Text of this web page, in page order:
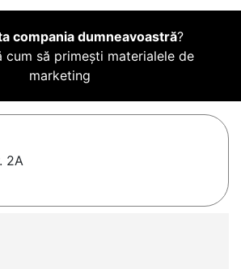
compania dumneavoastră?
cum să primești materialele de
marketing
2A